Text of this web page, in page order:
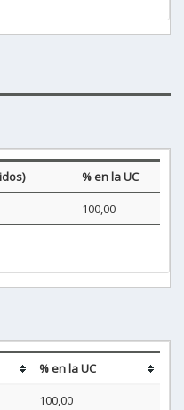
% en la UC
100,00
% en la UC
100,00